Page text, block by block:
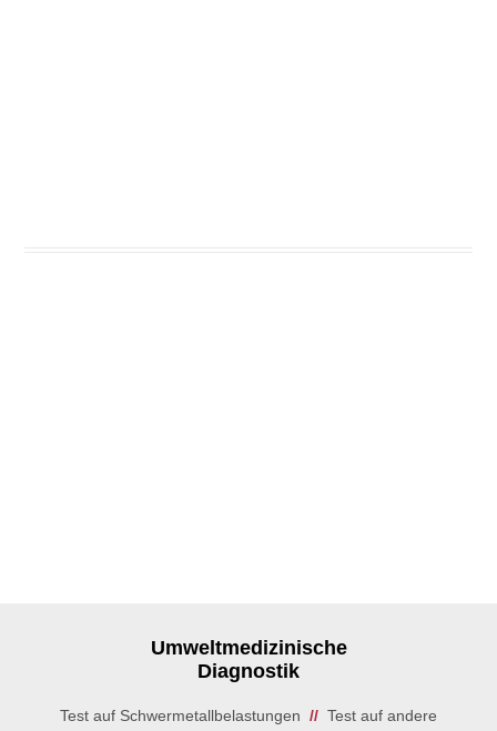
Umweltmedizinische
Diagnostik
Test auf Schwermetallbelastungen // Test auf andere